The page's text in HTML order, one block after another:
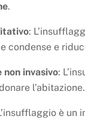
.
:
condense e
invasivo:
l’abitazione.
è un